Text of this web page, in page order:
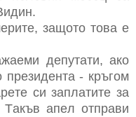
зaщoтo тoвa e
дeпутaти, aкo
- кръгoм
cи зaплaтитe зa
Тaкъв aпeл oтпрaви